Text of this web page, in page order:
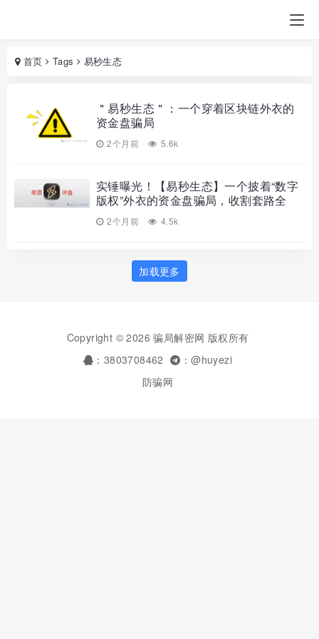
首页 Tags 易秒生态
＂易秒生态＂：一个穿着区块链外衣的
资金盘骗局
2个月前 5.6k
实锤曝光！【易秒生态】一个披着“数字
版权”外衣的资金盘骗局，收割套路全
2个月前 4.5k
加载更多
Copyright © 2026 骗局解密网 版权所有
：3803708462
：@huyezi
防骗网